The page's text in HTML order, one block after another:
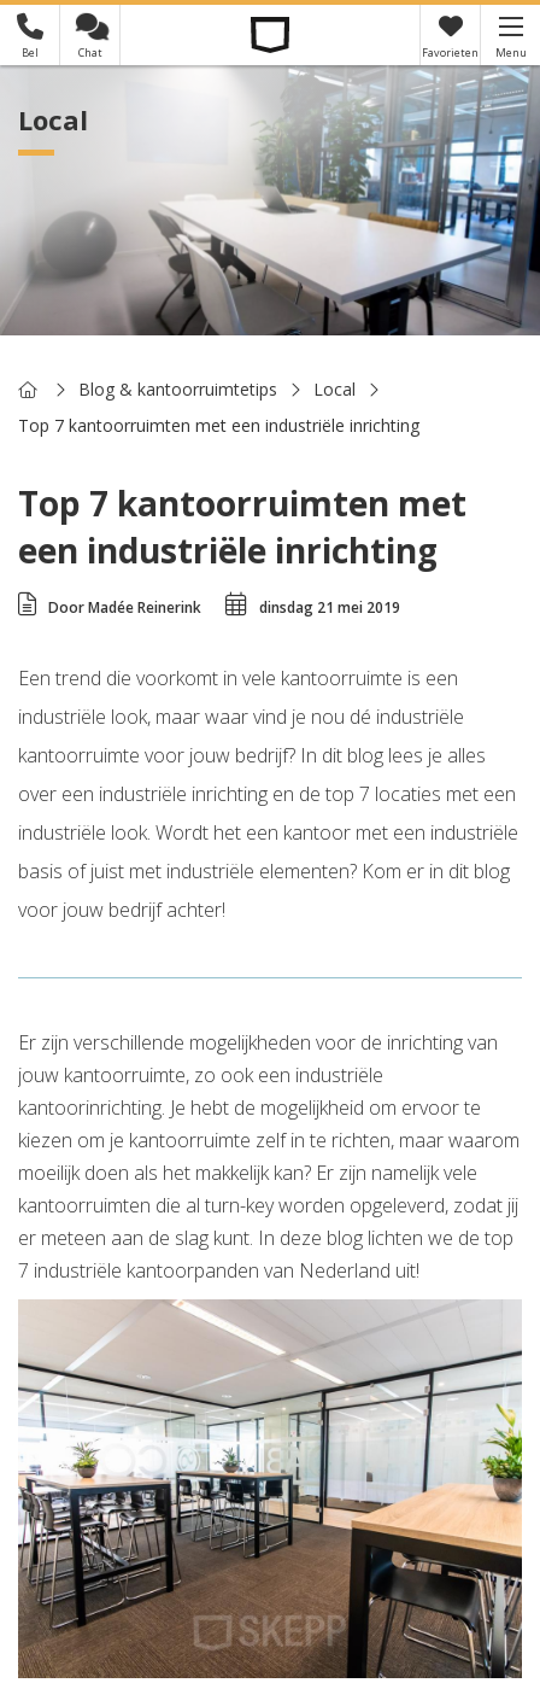
Bel Chat Favorieten Menu
×
Local
HomeBlog & kantoorruimtetips
Local
Top 7 kantoorruimten met een industriële inrichting
Top 7 kantoorruimten met
een industriële inrichting
Door Madée Reinerink dinsdag 21 mei 2019
Een trend die voorkomt in vele kantoorruimte is een
industriële look, maar waar vind je nou dé industriële
kantoorruimte voor jouw bedrijf? In dit blog lees je alles
over een industriële inrichting en de top 7 locaties met een
industriële look. Wordt het een kantoor met een industriële
basis of juist met industriële elementen? Kom er in dit blog
voor jouw bedrijf achter!
Er zijn verschillende mogelijkheden voor de inrichting van
jouw kantoorruimte, zo ook een industriële
kantoorinrichting. Je hebt de mogelijkheid om ervoor te
kiezen om je kantoorruimte zelf in te richten, maar waarom
moeilijk doen als het makkelijk kan? Er zijn namelijk vele
kantoorruimten die al turn-key worden opgeleverd, zodat jij
er meteen aan de slag kunt. In deze blog lichten we de top
7 industriële kantoorpanden van Nederland uit!